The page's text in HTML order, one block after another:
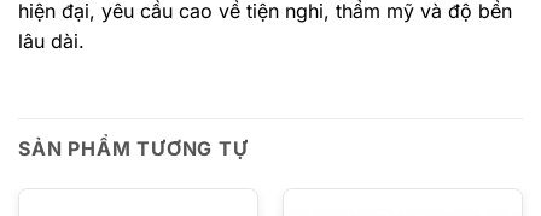
hiện đại, yêu cầu cao về tiện nghi, thẩm mỹ và độ bền
lâu dài.
SẢN PHẨM TƯƠNG TỰ